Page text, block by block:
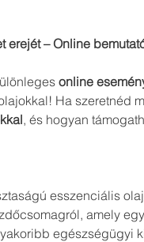
erejét – Online
online
Ha szeretnéd
, és hogyan
esszenciális
amely
egészségügyi